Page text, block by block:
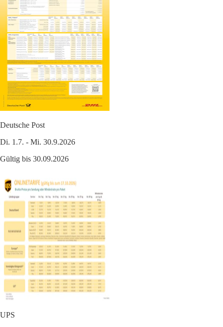
Deutsche Post
Di. 1.7. - Mi. 30.9.2026
Gültig bis 30.09.2026
UPS